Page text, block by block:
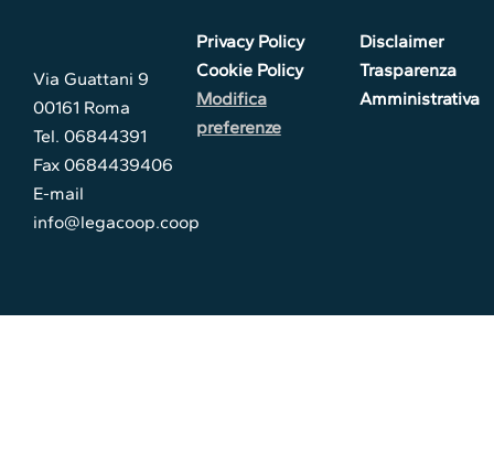
Via Guattani 9
00161 Roma
Tel. 06844391
Fax 0684439406
E-mail
info@legacoop.coop
Privacy Policy
Cookie Policy
Modifica
preferenze
Disclaimer
Trasparenza
Amministrativa